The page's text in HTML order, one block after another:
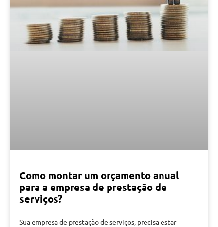
Como montar um orçamento anual
para a empresa de prestação de
serviços?
Sua empresa de prestação de serviços, precisa estar